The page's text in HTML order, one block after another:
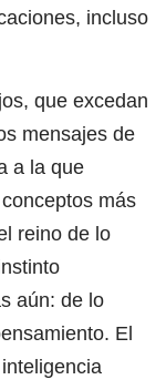
incluso
que excedan
mensajes de
a la que
más
reino de lo
aún: de lo
El